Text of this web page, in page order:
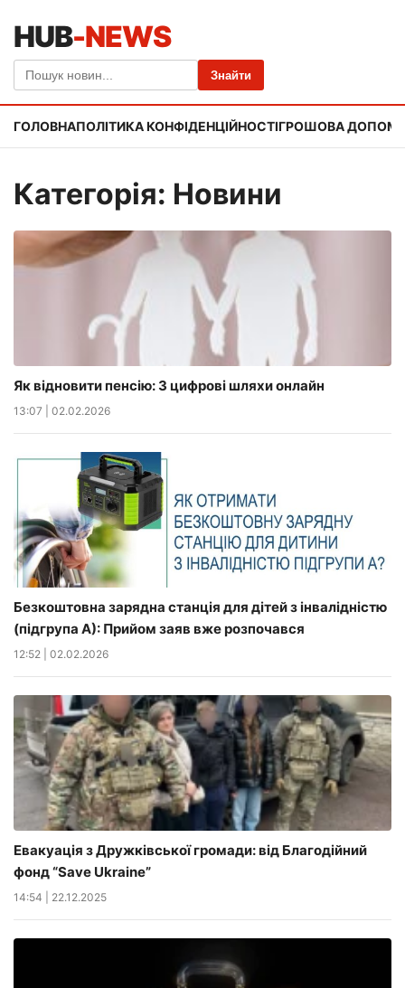
HUB-NEWS
Знайти
ГОЛОВНАПОЛІТИКА КОНФІДЕНЦІЙНОСТІГРОШОВА
Категорія: Новини
Як відновити пенсію: 3 цифрові шляхи онлайн
13:07 02.02.2026
Безкоштовна зарядна станція для дітей з інвалідністю
(підгрупа А): Прийом заяв вже розпочався
12:52 02.02.2026
Евакуація з Дружківської громади: від Благодійний
фонд “Save Ukraine”
14:54 22.12.2025